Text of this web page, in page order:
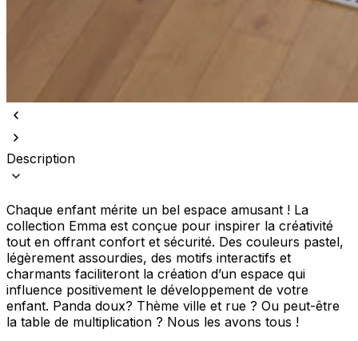
Description
Chaque enfant mérite un bel espace amusant ! La
collection Emma est conçue pour inspirer la créativité
tout en offrant confort et sécurité. Des couleurs pastel,
légèrement assourdies, des motifs interactifs et
charmants faciliteront la création d’un espace qui
influence positivement le développement de votre
enfant. Panda doux? Thème ville et rue ? Ou peut-être
la table de multiplication ? Nous les avons tous !